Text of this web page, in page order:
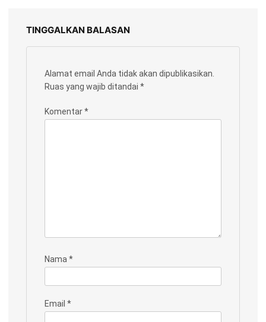
TINGGALKAN BALASAN
Alamat email Anda tidak akan dipublikasikan.
Ruas yang wajib ditandai *
Komentar*
Nama *
Email *